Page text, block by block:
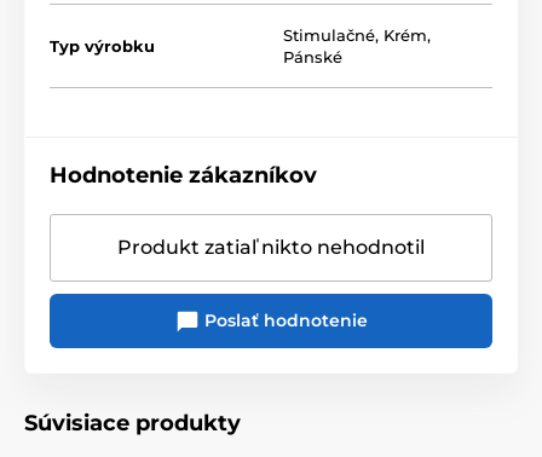
Typ výrobku
Stimulačné, Krém,
Pánské
Hodnotenie zákazníkov
Produkt zatiaľ nikto nehodnotil
Poslať hodnotenie
Súvisiace produkty